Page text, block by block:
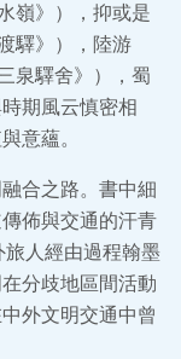
嶺》），抑或是
驛》），陸游
泉驛舍》），蜀
期風云慎密相
意蘊。
合之路。書中細
佈與交通的汗青
旅人經由過程翰墨
分歧地區間活動
外文明交通中曾